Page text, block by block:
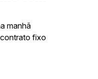
manhã
fixo